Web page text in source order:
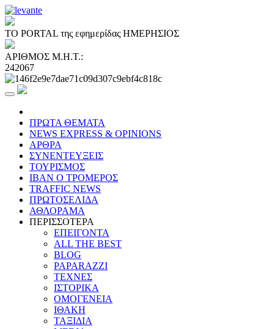
ΤΟ PORTAL της εφημερίδας ΗΜΕΡΗΣΙΟΣ
ΑΡΙΘΜΟΣ Μ.Η.Τ.:
242067
ΠΡΩΤΑ ΘΕΜΑΤΑ
NEWS EXPRESS & OPINIONS
ΑΡΘΡΑ
ΣΥΝΕΝΤΕΥΞΕΙΣ
ΤΟΥΡΙΣΜΟΣ
ΙΒΑΝ Ο ΤΡΟΜΕΡΟΣ
TRAFFIC NEWS
ΠΡΩΤΟΣΕΛΙΔΑ
ΑΘΛΟΡΑΜΑ
ΠΕΡΙΣΣΟΤΕΡΑ
ΕΠΕΙΓΟΝΤΑ
ALL THE BEST
BLOG
PAPARAZZI
ΤΕΧΝΕΣ
ΙΣΤΟΡΙΚΑ
ΟΜΟΓΕΝΕΙΑ
ΙΘΑΚΗ
ΤΑΞΙΔΙΑ